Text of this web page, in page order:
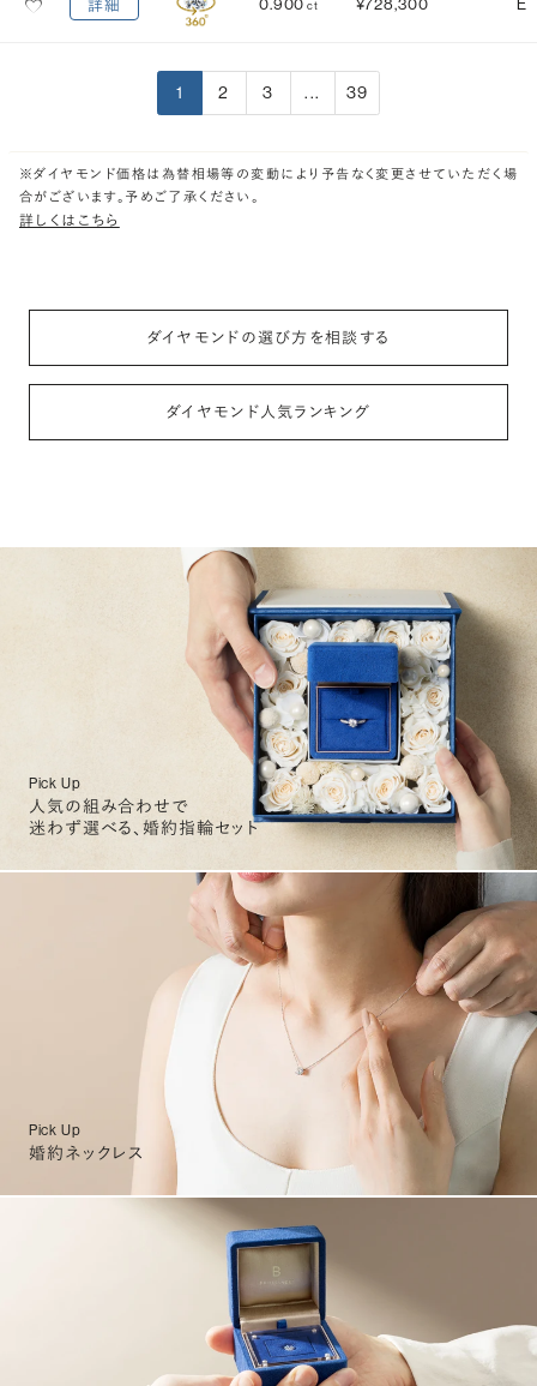
詳細 0.900 ct ¥728,300 E
1 2 3 ... 39
※ダイヤモンド価格は為替相場等の変動により予告なく変更させていただく場
合がございます。予めご了承ください。
詳しくはこちら
ダイヤモンドの選び方を相談する
ダイヤモンド人気ランキング
Pick Up
人気の組み合わせで
迷わず選べる、婚約指輪セット
Pick Up
婚約ネックレス